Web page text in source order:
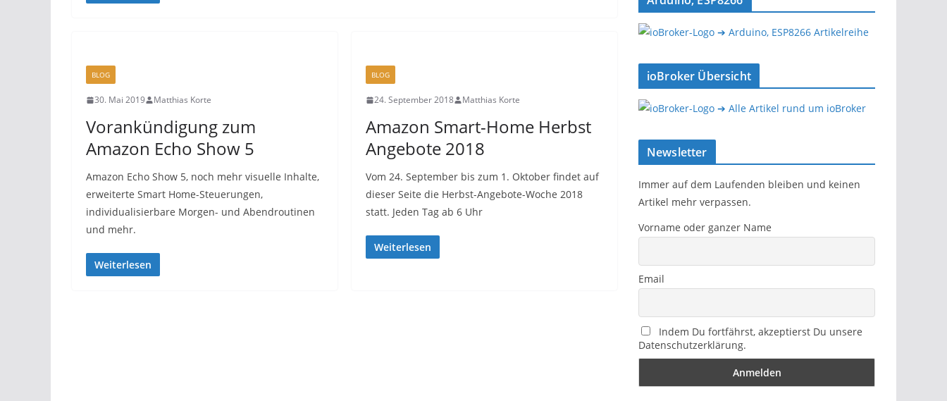
BLOG
30. Mai 2019 Matthias Korte
Vorankündigung zum
Amazon Echo Show 5
Amazon Echo Show 5, noch mehr visuelle Inhalte,
erweiterte Smart Home-Steuerungen,
individualisierbare Morgen- und Abendroutinen
und mehr.
Weiterlesen
BLOG
24. September 2018 Matthias Korte
Amazon Smart-Home Herbst
Angebote 2018
Vom 24. September bis zum 1. Oktober findet auf
dieser Seite die Herbst-Angebote-Woche 2018
statt. Jeden Tag ab 6 Uhr
Weiterlesen
➔ Arduino, ESP8266 Artikelreihe
ioBroker Übersicht
➔ Alle Artikel rund um ioBroker
Newsletter
Immer auf dem Laufenden bleiben und keinen
Artikel mehr verpassen.
Vorname oder ganzer Name
Email
Indem Du fortfährst, akzeptierst Du unsere
Datenschutzerklärung.